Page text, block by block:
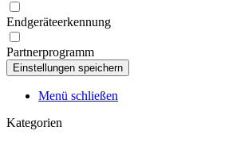
Endgeräteerkennung
Partnerprogramm
Menü schließen
Kategorien